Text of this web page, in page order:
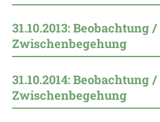
31.10.2013: Beobachtung /
Zwischenbegehung
31.10.2014: Beobachtung /
Zwischenbegehung